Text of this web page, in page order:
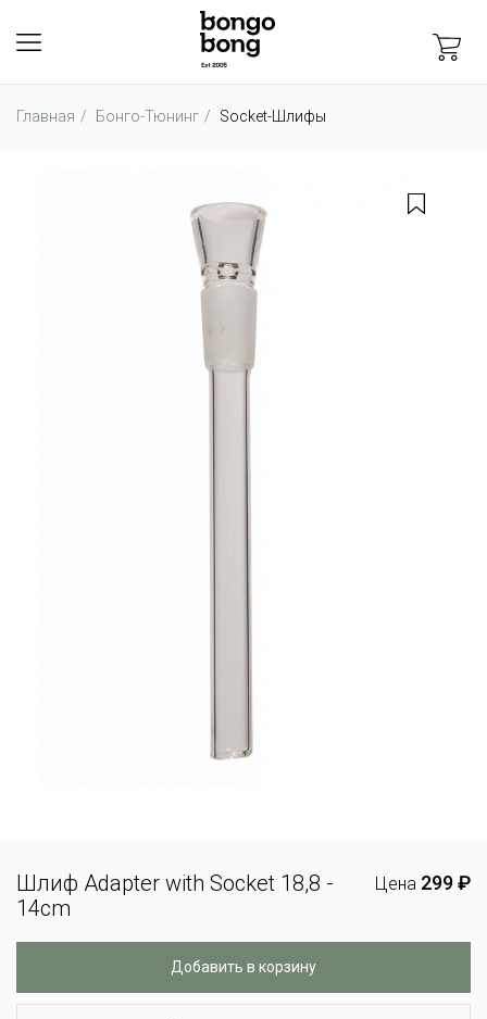
Главная Бонго-Тюнинг Soсket-Шлифы
Шлиф Adapter with Socket 18,8 -
14cm
Цена 299 ₽
Добавить в корзину